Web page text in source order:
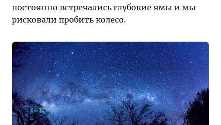
постоянно встречались глубокие ямы и мы
рисковали пробить колесо.